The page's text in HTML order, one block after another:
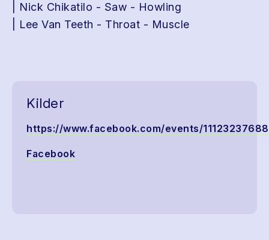
| Nick Chikatilo - Saw - Howling
| Lee Van Teeth - Throat - Muscle
Kilder
https://www.facebook.com/events/
Facebook